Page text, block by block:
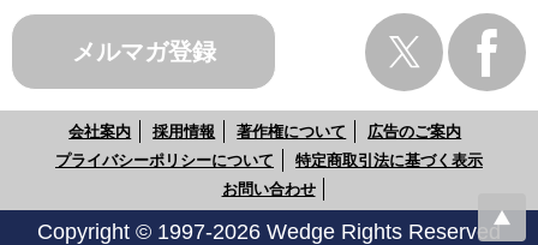
メルマガ登録
会社案内 採用情報 著作権について
広告のご案内
プライバシーポリシーについて
特定商取引法に基づく表示
お問い合わせ
Copyright © 1997-2026 Wedge Rights Reserved